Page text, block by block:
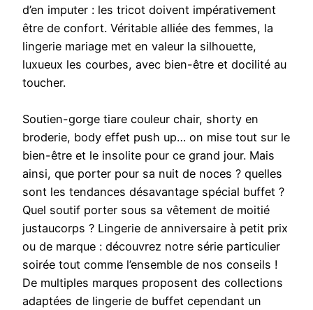
d’en imputer : les tricot doivent impérativement
être de confort. Véritable alliée des femmes, la
lingerie mariage met en valeur la silhouette,
luxueux les courbes, avec bien-être et docilité au
toucher.
Soutien-gorge tiare couleur chair, shorty en
broderie, body effet push up… on mise tout sur le
bien-être et le insolite pour ce grand jour. Mais
ainsi, que porter pour sa nuit de noces ? quelles
sont les tendances désavantage spécial buffet ?
Quel soutif porter sous sa vêtement de moitié
justaucorps ? Lingerie de anniversaire à petit prix
ou de marque : découvrez notre série particulier
soirée tout comme l’ensemble de nos conseils !
De multiples marques proposent des collections
adaptées de lingerie de buffet cependant un